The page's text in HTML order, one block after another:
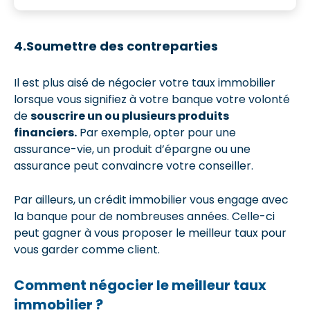
4.Soumettre des contreparties
Il est plus aisé de négocier votre taux immobilier
lorsque vous signifiez à votre banque votre volonté
desouscrire un ou plusieurs produits
financiers. Par exemple, opter pour une
assurance-vie, un produit d’épargne ou une
assurance peut convaincre votre conseiller.
Par ailleurs, un crédit immobilier vous engage avec
la banque pour de nombreuses années. Celle-ci
peut gagner à vous proposer le meilleur taux pour
vous garder comme client.
Comment négocier le meilleur taux
immobilier ?